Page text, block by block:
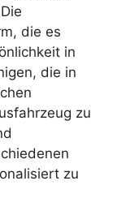
die es
in
die in
zu
zu